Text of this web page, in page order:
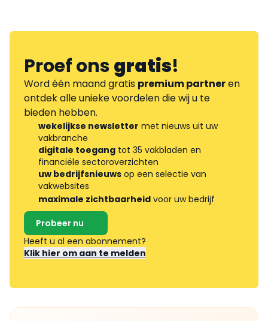
Proef onsgratis!
Word één maand gratis premium partneren
ontdek alle unieke voordelen die wij u te
bieden hebben.
wekelijkse newsletter met nieuws uit uw
vakbranche
digitale toegang tot 35 vakbladen en
financiële sectoroverzichten
uw bedrijfsnieuws op een selectie van
vakwebsites
maximale zichtbaarheid voor uw bedrijf
Probeer nu
Heeft u al een abonnement?
Klik hier om aan te melden